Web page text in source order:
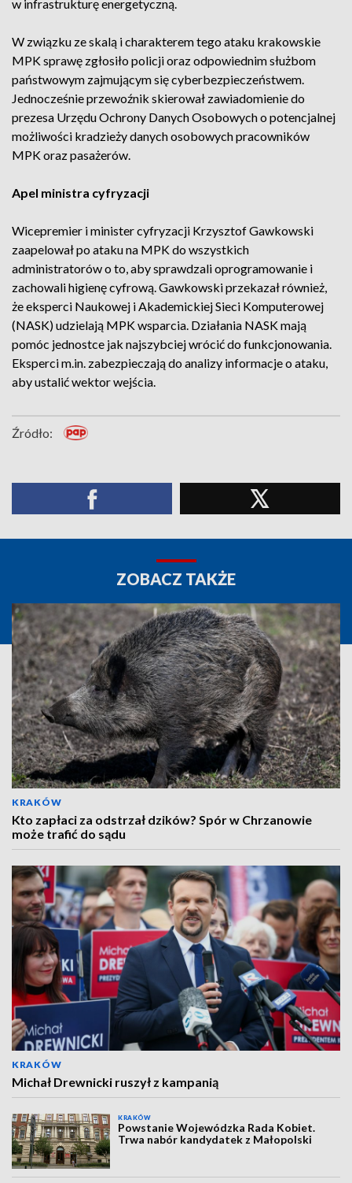
w infrastrukturę energetyczną.
W związku ze skalą i charakterem tego ataku krakowskie
MPK sprawę zgłosiło policji oraz odpowiednim służbom
państwowym zajmującym się cyberbezpieczeństwem.
Jednocześnie przewoźnik skierował zawiadomienie do
prezesa Urzędu Ochrony Danych Osobowych o potencjalnej
możliwości kradzieży danych osobowych pracowników
MPK oraz pasażerów.
Apel ministra cyfryzacji
Wicepremier i minister cyfryzacji Krzysztof Gawkowski
zaapelował po ataku na MPK do wszystkich
administratorów o to, aby sprawdzali oprogramowanie i
zachowali higienę cyfrową. Gawkowski przekazał również,
że eksperci Naukowej i Akademickiej Sieci Komputerowej
(NASK) udzielają MPK wsparcia. Działania NASK mają
pomóc jednostce jak najszybciej wrócić do funkcjonowania.
Eksperci m.in. zabezpieczają do analizy informacje o ataku,
aby ustalić wektor wejścia.
Źródło:
ZOBACZ TAKŻE
KRAKÓW
Kto zapłaci za odstrzał dzików? Spór w Chrzanowie
może trafić do sądu
KRAKÓW
Michał Drewnicki ruszył z kampanią
KRAKÓW
Powstanie Wojewódzka Rada Kobiet.
Trwa nabór kandydatek z Małopolski